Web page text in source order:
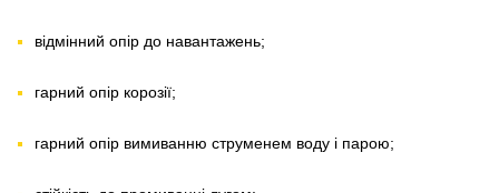
відмінний опір до навантажень;
гарний опір корозії;
гарний опір вимиванню струменем воду і парою;